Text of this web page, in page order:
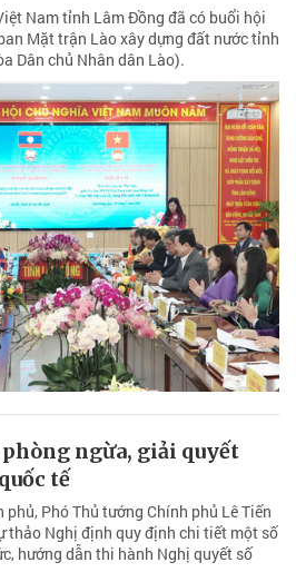
Nam tỉnh Lâm Đồng đã có buổi hội
Mặt trận Lào xây dựng đất nước tỉnh
Dân chủ Nhân dân Lào).
phòng ngừa, giải quyết
tế
Phó Thủ tướng Chính phủ Lê Tiến
thảo Nghị định quy định chi tiết một số
hướng dẫn thi hành Nghị quyết số